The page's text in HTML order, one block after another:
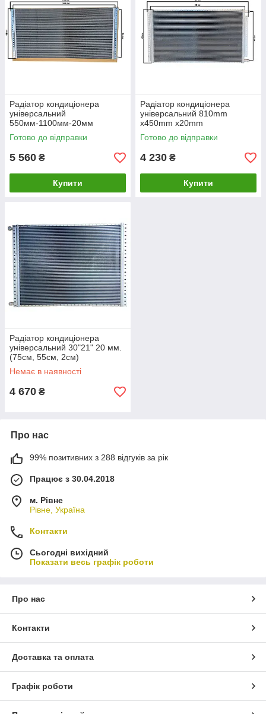
Радіатор кондиціонера
універсальний
550мм-1100мм-20мм
Готово до відправки
5 560 ₴
Купити
Радіатор кондиціонера
універсальний 810mm
x450mm x20mm
Готово до відправки
4 230 ₴
Купити
Радіатор кондиціонера
універсальний 30"21" 20 мм.
(75см, 55см, 2см)
Немає в наявності
4 670 ₴
Про нас
99% позитивних з 288 відгуків за рік
Працює з 30.04.2018
м. Рівне
Рівне, Україна
Контакти
Сьогодні вихідний
Показати весь графік роботи
Про нас
Контакти
Доставка та оплата
Графік роботи